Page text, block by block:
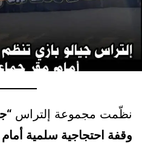
نظّمت مجموعة إلتراس
وقفة احتجاجية سلمية